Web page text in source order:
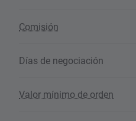
Comisión
Días de negociación
Valor mínimo de orden